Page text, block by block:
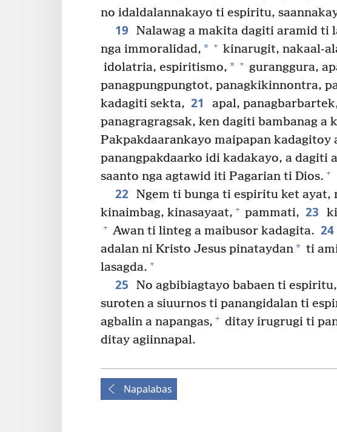
no idaldalannakayo ti espiritu,
19 Nalawag a makita dagiti aramid ti
nga immoralidad, * + kinarugit, nakaal-
idolatria, espiritismo, * + guranggura,
panagpungpungtot, panagkikinnontra,
kadagiti sekta, 21 apal,
panagragragsak, ken dagiti bambanag a
Pakpakdaarankayo maipapan kadagitoy
panangpakdaarko idi kadakayo, a dagiti
saanto nga agtawid iti Pagarian ti Dios. +
22 Ngem ti bunga ti espiritu ket ayat,
kinaimbag, kinasayaat, + pammati, 23
+ Awan ti linteg a maibusor kadagita. 24
adalan ni Kristo Jesus pinataydan* ti
lasagda. +
25
No agbibiagtayo babaen ti
suroten a siuurnos ti panangidalan ti
agbalin a napangas, + ditay irugrugi ti
ditay agiinnapal.
Napalabas